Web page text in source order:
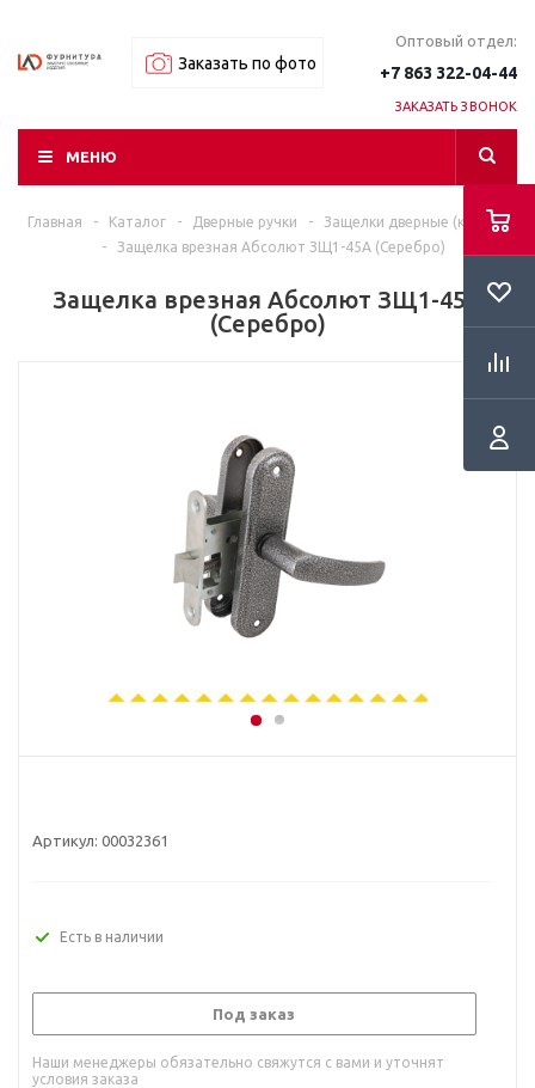
Заказать по фото
Оптовый отдел:
+7 863 322-04-44
ЗАКАЗАТЬ ЗВОНОК
МЕНЮ
Главная - Каталог - Дверные ручки -
Защелки дверные (кнобы)
-
Защелка врезная Абсолют ЗЩ1-45А (Серебро)
Защелка врезная Абсолют ЗЩ1-45А
(Серебро)
Артикул: 00032361
Есть в наличии
Под заказ
Наши менеджеры обязательно свяжутся с вами и уточнят
условия заказа